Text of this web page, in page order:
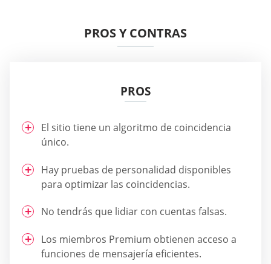
PROS Y CONTRAS
PROS
El sitio tiene un algoritmo de coincidencia
único.
Hay pruebas de personalidad disponibles
para optimizar las coincidencias.
No tendrás que lidiar con cuentas falsas.
Los miembros Premium obtienen acceso a
funciones de mensajería eficientes.